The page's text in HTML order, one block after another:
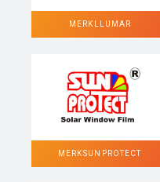
MERK LLUMAR
MERK SUN PROTECT